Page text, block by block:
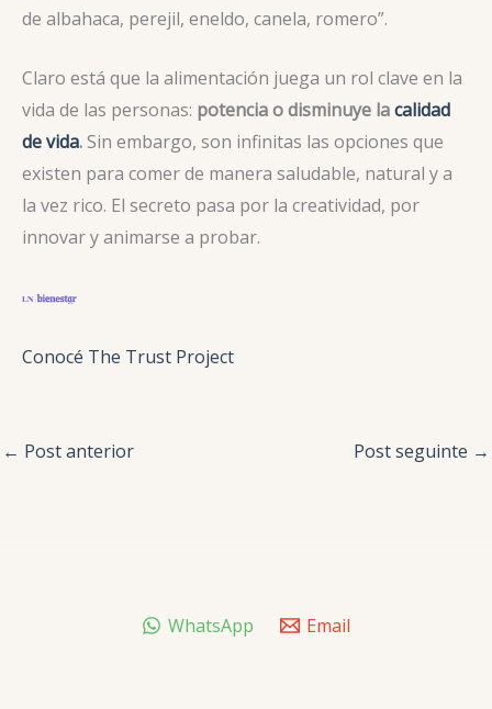
de albahaca, perejil, eneldo, canela, romero”.
Claro está que la alimentación juega un rol clave en la
vida de las personas: potencia o disminuye lacalidad
de vida.Sin embargo, son infinitas las opciones que
existen para comer de manera saludable, natural y a
la vez rico. El secreto pasa por la creatividad, por
innovar y animarse a probar.
Conocé The Trust Project
← Post anterior Post seguinte →
WhatsApp Email